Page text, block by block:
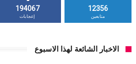
12356
متابعين
194067
إعجابات
الاخبار الشائعة لهذا الاسبوع